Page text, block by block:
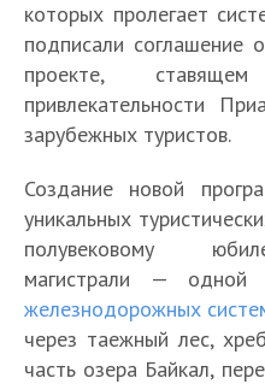
которых пролегает
подписали соглашение
проекте,
привлекательности
зарубежных туристов.
Создание новой
уникальных
полувековому
магистрали —
железнодорожных
через таежный лес,
часть озера Байкал,